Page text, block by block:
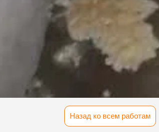
Назад ко всем работам